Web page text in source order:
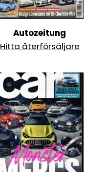
Autozeitung
Hitta återförsäljare